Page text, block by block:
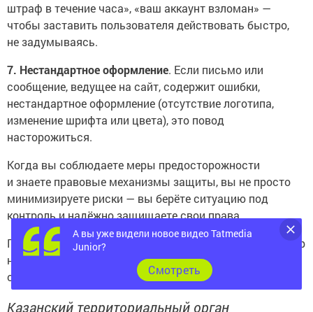
штраф в течение часа», «ваш аккаунт взломан» —
чтобы заставить пользователя действовать быстро,
не задумываясь.
7. Нестандартное оформление. Если письмо или
сообщение, ведущее на сайт, содержит ошибки,
нестандартное оформление (отсутствие логотипа,
изменение шрифта или цвета), это повод
насторожиться.
Когда вы соблюдаете меры предосторожности
и знаете правовые механизмы защиты, вы не просто
минимизируете риски — вы берёте ситуацию под
контроль и надёжно защищаете свои права.
Помните: ваша осведомлённость — это главный барьер
на пути мошенников. Будьте бдительны и действуйте
осознанно!
Казанский территориальный орган
А вы уже видели новое видео Tatmedia
Junior?
Cмотреть